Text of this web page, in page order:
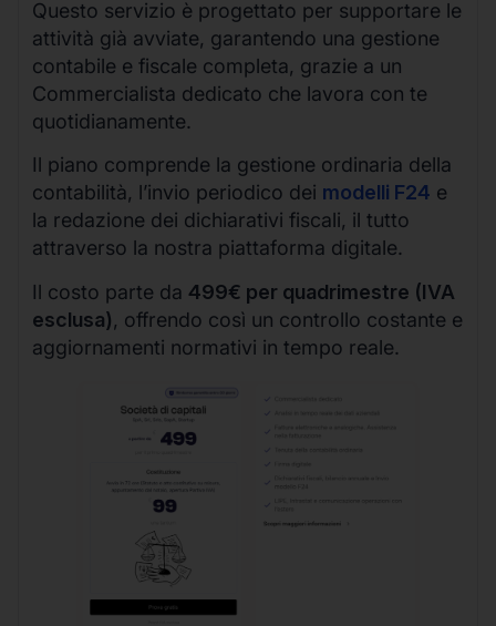
Questo servizio è progettato per supportare le
attività già avviate, garantendo una gestione
contabile e fiscale completa, grazie a un
Commercialista dedicato che lavora con te
quotidianamente.
Il piano comprende la gestione ordinaria della
contabilità, l’invio periodico dei modelli F24 e
la redazione dei dichiarativi fiscali, il tutto
attraverso la nostra piattaforma digitale.
Il costo parte da 499€ per quadrimestre (IVA
esclusa), offrendo così un controllo costante e
aggiornamenti normativi in tempo reale.